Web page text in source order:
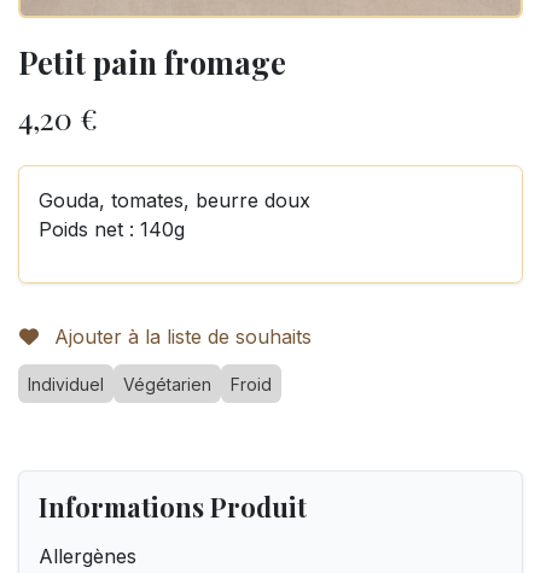
Petit pain fromage
4,20 €
Gouda, tomates, beurre doux
Poids net : 140g
Ajouter à la liste de souhaits
Individuel Végétarien Froid
Informations Produit
Allergènes